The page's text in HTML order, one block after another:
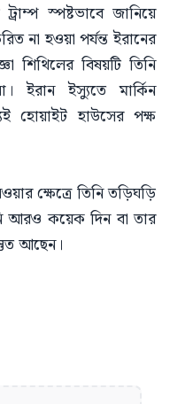
স্পষ্টভাবে জানিয়ে
না হওয়া পর্যন্ত ইরানের
শিথিলের বিষয়টি তিনি
ইরান ইস্যুতে মার্কিন
হোয়াইট হাউসের পক্ষ
ক্ষেত্রে তিনি তড়িঘড়ি
আরও কয়েক দিন বা তার
আছেন।